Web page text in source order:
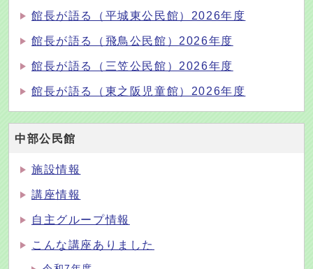
館長が語る（平城東公民館）2026年度
館長が語る（飛鳥公民館）2026年度
館長が語る（三笠公民館）2026年度
館長が語る（東之阪児童館）2026年度
中部公民館
施設情報
講座情報
自主グループ情報
こんな講座ありました